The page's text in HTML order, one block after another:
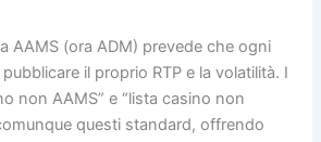
AAMS (ora ADM) prevede che ogni
il proprio RTP e la volatilità. I
non AAMS” e “lista casino non
questi standard, offrendo